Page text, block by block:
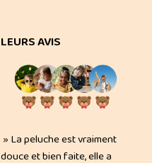
LEURS AVIS
» La peluche est vraiment
douce et bien faite, elle a